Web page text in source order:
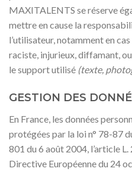
MAXITALENTS se réserve
mettre en cause la
l’utilisateur, notamment en
raciste, injurieux, diffamant,
le support utilisé (texte,
GESTION DES
En France, les données
protégées par la loi n° 78-87
801 du 6 août 2004, l’article
Directive Européenne du 24